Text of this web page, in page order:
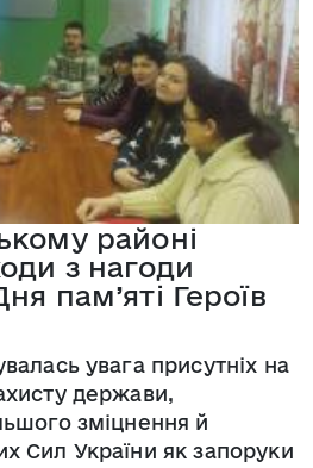
районі
з нагоди
пам’яті Героїв
увага присутніх на
держави,
зміцнення й
Сил України як запоруки